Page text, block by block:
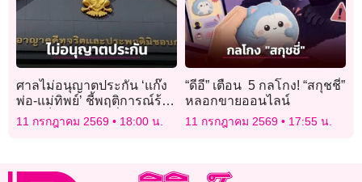
ศาลไม่อนุญาตประกัน ‘แก๊ง
พ่อ-แม่ทิพย์’ ชี้พฤติการณ์ร้าย
แรง เป็นภัยความมั่นคง
11 กรกฎาคม 2569 18:00 น.
“ดีอี” เตือน 5 กลโกง! “สกุชชี่”
หลอกขายออนไลน์
11 กรกฎาคม 2569 17:55 น.